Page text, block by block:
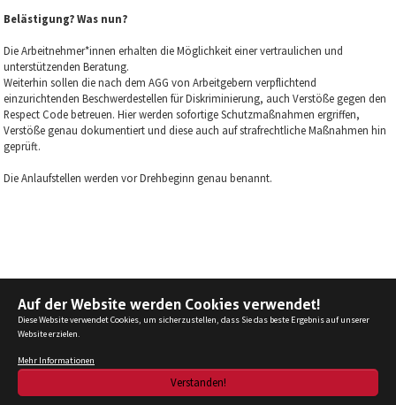
Auf der Website werden Cookies verwendet!
Diese Website verwendet Cookies, um sicherzustellen, dass Sie das beste Ergebnis auf unserer
Website erzielen.
Mehr Informationen
Verstanden!
Belästigung? Was nun?
Die Arbeitnehmer*innen erhalten die Möglichkeit einer vertraulichen und
unterstützenden Beratung.
Weiterhin sollen die nach dem AGG von Arbeitgebern verpflichtend
einzurichtenden Beschwerdestellen für Diskriminierung, auch Verstöße gegen den
Respect Code betreuen. Hier werden sofortige Schutzmaßnahmen ergriffen,
Verstöße genau dokumentiert und diese auch auf strafrechtliche Maßnahmen hin
geprüft.
Die Anlaufstellen werden vor Drehbeginn genau benannt.
zurück
Kontakt Datenschutz Impressum Design Umsetzung